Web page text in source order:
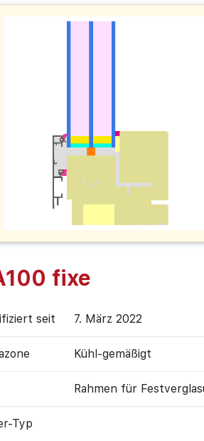
fixe
seit 7. März 2022
Kühl-gemäßigt
Rahmen für
Typ